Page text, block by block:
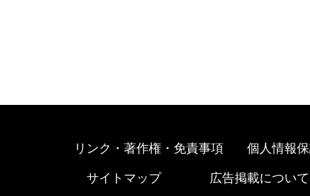
リンク・著作権・免責事項 個人情報
サイトマップ 広告掲載について